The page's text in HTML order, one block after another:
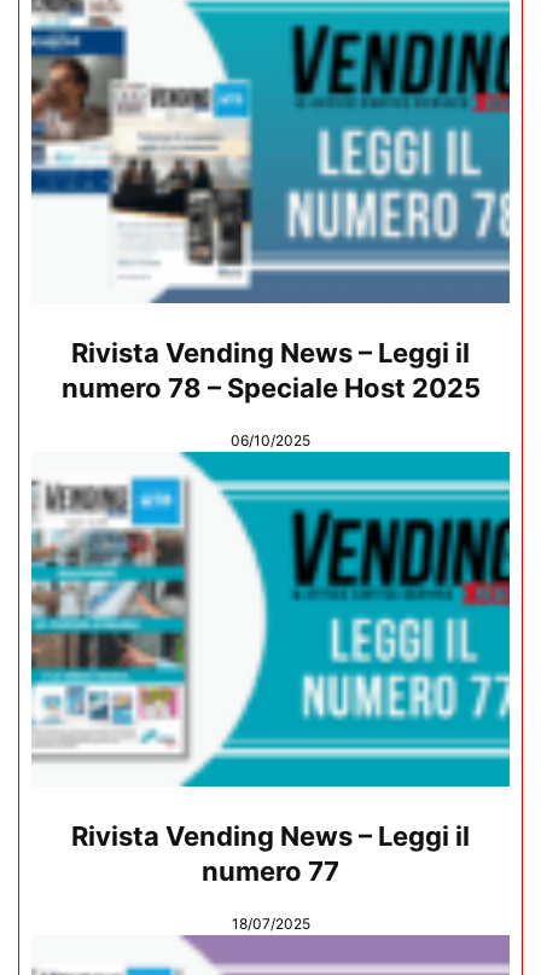
Rivista Vending News – Leggi il
numero 78 – Speciale Host 2025
06/10/2025
Rivista Vending News – Leggi il
numero 77
18/07/2025